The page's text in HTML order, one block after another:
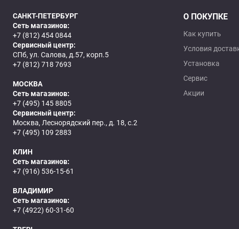
САНКТ-ПЕТЕРБУРГ
Сеть магазинов:
+7 (812) 454 0844
Сервисный центр:
СПб, ул. Салова, д.57, корп.5
+7 (812) 718 7693
МОСКВА
Сеть магазинов:
+7 (495) 145 8805
Сервисный центр:
Москва, Леснорядский пер., д. 18, с.2
+7 (495) 109 2883
КЛИН
Сеть магазинов:
+7 (916) 536-15-61
ВЛАДИМИР
Сеть магазинов:
+7 (4922) 60-31-60
О ПОКУПКЕ
Как купить
Условия
Установка
Сервис
Акции